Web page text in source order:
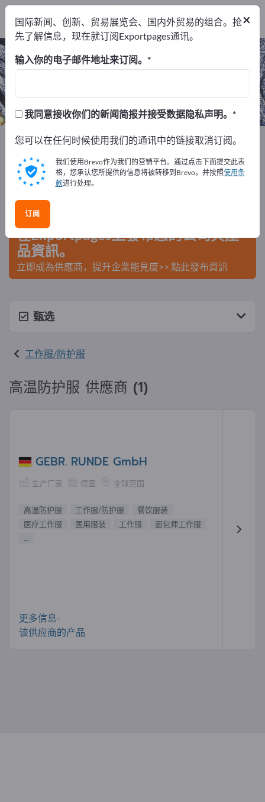
高温防护服 – 查找制造商和供应商
1 1
出口商1
制造商1
Exportpages 安全与保护
工作服/防护服
高温防护服
在Exportpages免費刊登廣告！
需求 – 供應 – 二手商品 – 商業聯繫 >> 由此開始
在Exportpages上發布您的公司與產
品資訊。
立即成為供應商，提升企業能見度>> 點此發布資訊
甄选
工作服/防护服
高温防护服 供應商 (1)
GEBR. RUNDE GmbH
生产厂家 德国 全球范围
高温防护服 工作服/防护服
餐饮服装
医疗工作服
医用服装 工作服
面包师工作服
...
更多信息-
该供应商的产品
×
国际新闻、创新、贸易展览会、国内外贸易的组合。抢
先了解信息，现在就订阅Exportpages通讯。
输入你的电子邮件地址来订阅。
我同意接收你们的新闻简报并接受数据隐私声明。
您可以在任何时候使用我们的通讯中的链接取消订阅。
我们使用Brevo作为我们的营销平台。通过点击下面提交此表
格，您承认您所提供的信息将被转移到Brevo，并按照使用条
款进行处理。
订阅